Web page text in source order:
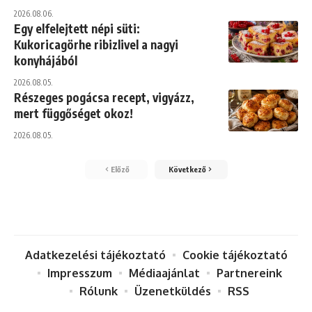
2026.08.06.
Egy elfelejtett népi süti:
Kukoricagörhe ribizlivel a nagyi
konyhájából
2026.08.05.
Részeges pogácsa recept, vigyázz,
mert függőséget okoz!
2026.08.05.
Előző Következő
Adatkezelési tájékoztató
Cookie tájékoztató
Impresszum
Médiaajánlat
Partnereink
Rólunk
Üzenetküldés RSS